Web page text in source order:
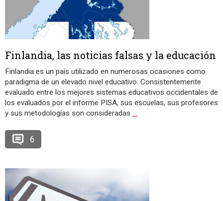
Finlandia, las noticias falsas y la educación
Finlandia es un país utilizado en numerosas ocasiones como
paradigma de un elevado nivel educativo. Consistentemente
evaluado entre los mejores sistemas educativos occidentales de
los evaluados por el informe PISA, sus escuelas, sus profesores
y sus metodologías son consideradas …
6